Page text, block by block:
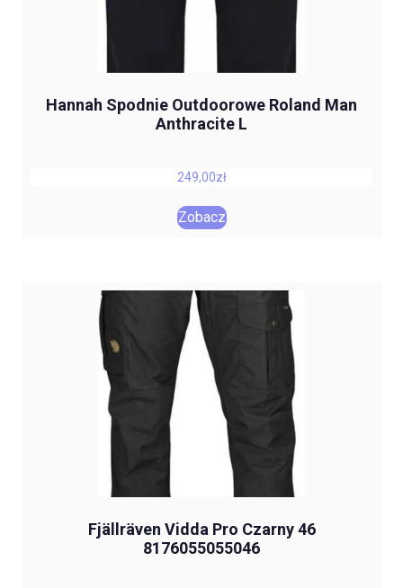
Hannah Spodnie Outdoorowe Roland Man
Anthracite L
249,00zł
Zobacz
Fjällräven Vidda Pro Czarny 46
8176055055046